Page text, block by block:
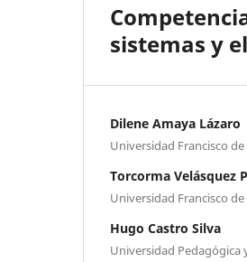
sistemas y
Dilene Amaya Lázaro
Universidad Francisco
Torcorma Velásquez
Universidad Francisco
Hugo Castro Silva
Universidad Pedagógica